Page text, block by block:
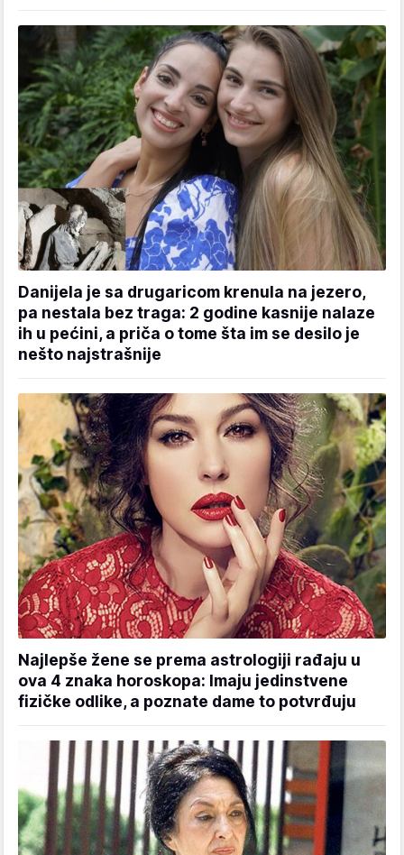
Danijela je sa drugaricom krenula na jezero,
pa nestala bez traga: 2 godine kasnije nalaze
ih u pećini, a priča o tome šta im se desilo je
nešto najstrašnije
Najlepše žene se prema astrologiji rađaju u
ova 4 znaka horoskopa: Imaju jedinstvene
fizičke odlike, a poznate dame to potvrđuju